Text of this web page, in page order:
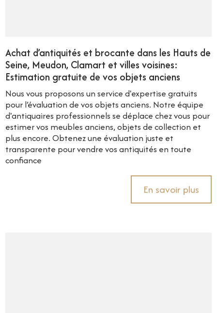
Achat d’antiquités et brocante dans les Hauts de
Seine, Meudon, Clamart et villes voisines:
Estimation gratuite de vos objets anciens
Nous vous proposons un service d'expertise gratuits
pour l’évaluation de vos objets anciens. Notre équipe
d'antiquaires professionnels se déplace chez vous pour
estimer vos meubles anciens, objets de collection et
plus encore. Obtenez une évaluation juste et
transparente pour vendre vos antiquités en toute
confiance
En savoir plus